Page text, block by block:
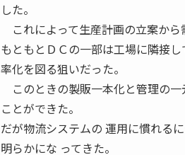
した。
これによって生産計画の立案から
もともとＤＣの一部は工場に隣接
率化を図る狙いだった。
このときの製販一本化と管理の
ことができた。
だが物流システムの 運用に慣れる
明らかにな ってきた。